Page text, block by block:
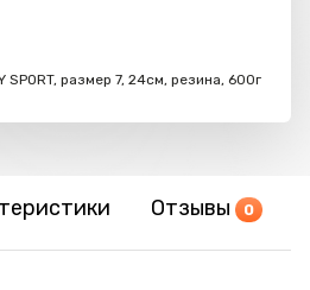
размер 7, 24см, резина, 600г
Отзывы 0